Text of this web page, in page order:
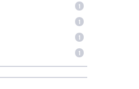
1
1
1
1